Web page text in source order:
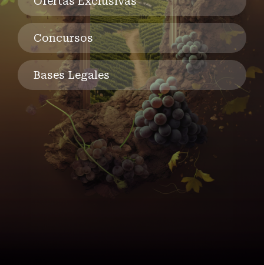
Concursos
Bases Legales